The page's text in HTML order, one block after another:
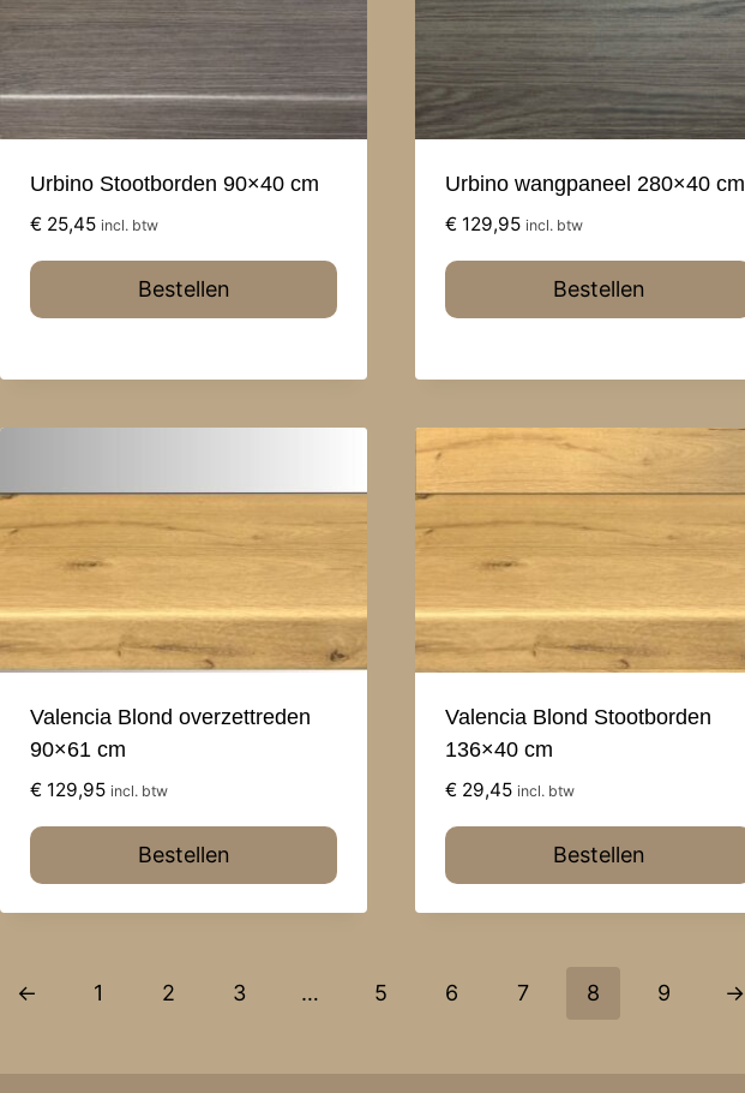
Urbino Stootborden 90×40 cm
€ 25,45 incl. btw
Bestellen
Urbino wangpaneel 280×40 cm
€ 129,95 incl. btw
Bestellen
Valencia Blond overzettreden
90×61 cm
€ 129,95 incl. btw
Bestellen
Valencia Blond Stootborden
136×40 cm
€ 29,45 incl. btw
Bestellen
← 1 2 3 … 5 6 7 8 9 →